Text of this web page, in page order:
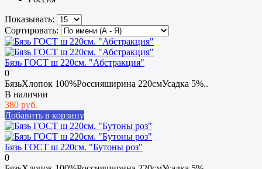
Показывать:
Сортировать:
Бязь ГОСТ ш 220см. "Абстракция"
0
БязьХлопок 100%Россияширина 220смУсадка 5%..
В наличии
380 руб.
Добавить в корзину
Бязь ГОСТ ш 220см. "Бутоны роз"
0